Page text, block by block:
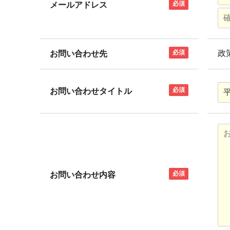
メールアドレス 必須
お問い合わせ先 必須 政
お問い合わせタイトル 必須
お問い合わせ内容 必須